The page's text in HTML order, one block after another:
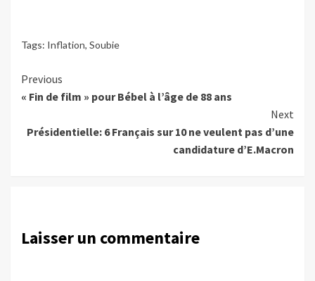
Tags: Inflation, Soubie
Continue
Reading
Previous
« Fin de film » pour Bébel à l’âge de 88 ans
Next
Présidentielle: 6 Français sur 10 ne veulent pas d’une
candidature d’E.Macron
Laisser un commentaire